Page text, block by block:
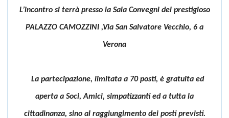
L’incontro si terrà presso la Sala Convegni del prestigioso
PALAZZO CAMOZZINI ,Via San Salvatore Vecchio, 6 a
Verona
La partecipazione, limitata a 70 posti, è gratuita ed
aperta a Soci, Amici, simpatizzanti ed a tutta la
cittadinanza, sino al raggiungimento dei posti previsti.